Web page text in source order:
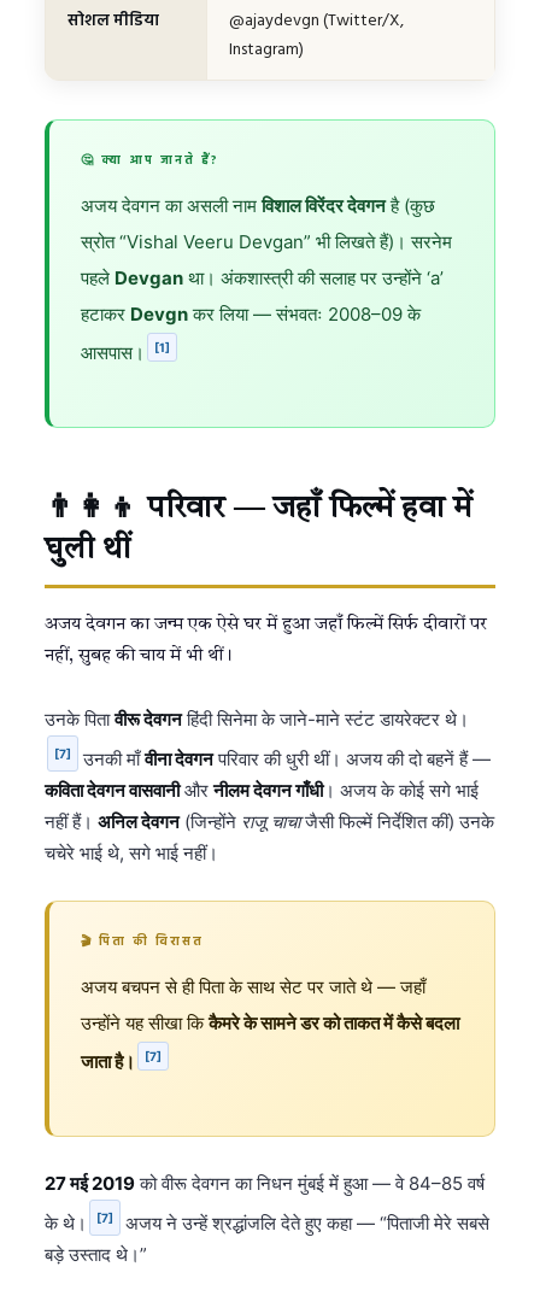
सोशल मीडिया
@ajaydevgn (Twitter/X,
Instagram)
🤔 क्या आप जानते हैं?
अजय देवगन का असली नामविशाल विरेंदर देवगनहै (कुछ
स्रोत “Vishal Veeru Devgan” भी लिखते हैं)। सरनेम
पहले Devgan था। अंकशास्त्री की सलाह पर उन्होंने ‘a’
हटाकर Devgnकर लिया — संभवतः 2008–09 के
आसपास।
[1]
👨‍👩‍👦 परिवार — जहाँ फिल्में हवा में
घुली थीं
अजय देवगन का जन्म एक ऐसे घर में हुआ जहाँ फिल्में सिर्फ दीवारों पर
नहीं, सुबह की चाय में भी थीं।
उनके पितावीरू देवगनहिंदी सिनेमा के जाने-माने स्टंट डायरेक्टर थे।
[7] उनकी माँवीना देवगनपरिवार की धुरी थीं। अजय की दो बहनें हैं —
कविता देवगन वासवानीऔरनीलम देवगन गाँधी। अजय के कोई सगे भाई
नहीं हैं। अनिल देवगन(जिन्होंने राजू चाचाजैसी फिल्में निर्देशित कीं) उनके
चचेरे भाई थे, सगे भाई नहीं।
🎬 पिता की विरासत
अजय बचपन से ही पिता के साथ सेट पर जाते थे — जहाँ
उन्होंने यह सीखा किकैमरे के सामने डर को ताकत में कैसे बदला
जाता है।
[7]
27 मई 2019को वीरू देवगन का निधन मुंबई में हुआ — वे 84–85 वर्ष
के थे।
[7]
अजय ने उन्हें श्रद्धांजलि देते हुए कहा — “पिताजी मेरे सबसे
बड़े उस्ताद थे।”